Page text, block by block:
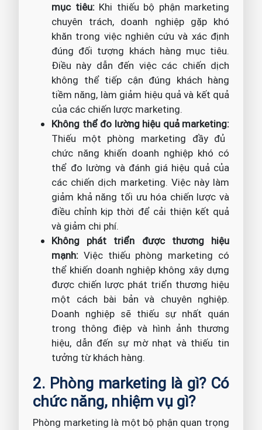
mục tiêu:Khi thiếu bộ phận marketing
chuyên trách, doanh nghiệp gặp khó
khăn trong việc nghiên cứu và xác định
đúng đối tượng khách hàng mục tiêu.
Điều này dẫn đến việc các chiến dịch
không thể tiếp cận đúng khách hàng
tiềm năng, làm giảm hiệu quả và kết quả
của các chiến lược marketing.
Không thể đo lường hiệu quả marketing:
Thiếu một phòng marketing đầy đủ
chức năng khiến doanh nghiệp khó có
thể đo lường và đánh giá hiệu quả của
các chiến dịch marketing. Việc này làm
giảm khả năng tối ưu hóa chiến lược và
điều chỉnh kịp thời để cải thiện kết quả
và giảm chi phí.
Không phát triển được thương hiệu
mạnh: Việc thiếu phòng marketing có
thể khiến doanh nghiệp không xây dựng
được chiến lược phát triển thương hiệu
một cách bài bản và chuyên nghiệp.
Doanh nghiệp sẽ thiếu sự nhất quán
trong thông điệp và hình ảnh thương
hiệu, dẫn đến sự mờ nhạt và thiếu tin
tưởng từ khách hàng.
2. Phòng marketing là gì? Có
chức năng, nhiệm vụ gì?
Phòng marketing là một bộ phận quan trọng